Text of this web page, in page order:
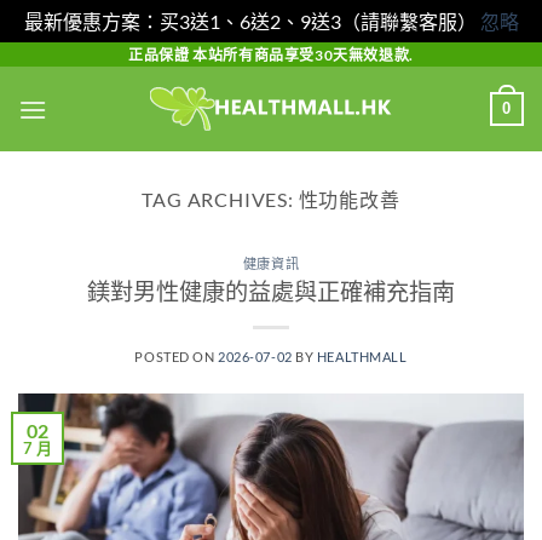
最新優惠方案：买3送1、6送2、9送3（請聯繫客服） 忽略
content
正品保證 本站所有商品享受30天無效退款.
0
TAG ARCHIVES: 性功能改善
健康資訊
鎂對男性健康的益處與正確補充指南
POSTED ON 2026-07-02 BY HEALTHMALL
02
7 月